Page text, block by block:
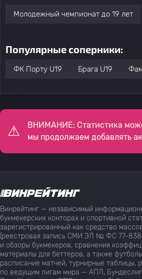
Молодежный чемпионат до 19 лет
Популярные соперники:
ФК Порту U19 Брага U19
ВНИМАНИЕ: Статистика
мы продолжаем добавлять
Винрейтинг — независимый
букмекерских конторах и спортивной
зарегистрированный как средство
(реестровая запись СМИ ЭЛ № ФС 77-
и обзоры букмекеров, сравнения
материалы для беттеров, а также
расписание матчей, турнирные таблицы,
по ведущим лигам мира — АПЛ,